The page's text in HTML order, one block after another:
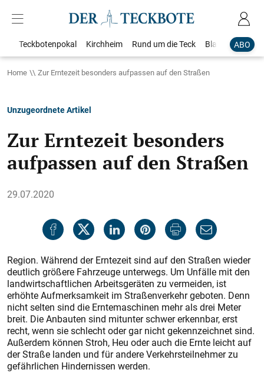
ABO
Teckbotenpokal Kirchheim Rund um die Teck Blaulicht
Home Zur Erntezeit besonders aufpassen auf den Straßen
Unzugeordnete Artikel
Zur Erntezeit besonders
aufpassen auf den Straßen
29.07.2020
Region. Während der Erntezeit sind auf den Straßen wieder
deutlich größere Fahrzeuge unterwegs. Um Unfälle mit den
landwirtschaftlichen Arbeitsgeräten zu vermeiden, ist
erhöhte Aufmerksamkeit im Straßenverkehr geboten. Denn
nicht selten sind die Erntemaschinen mehr als drei Meter
breit. Die Anbauten sind mitunter schwer erkennbar, erst
recht, wenn sie schlecht oder gar nicht gekennzeichnet sind.
Außerdem können Stroh, Heu oder auch die Ernte leicht auf
der Straße landen und für andere Verkehrsteilnehmer zu
gefährlichen Hindernissen werden.